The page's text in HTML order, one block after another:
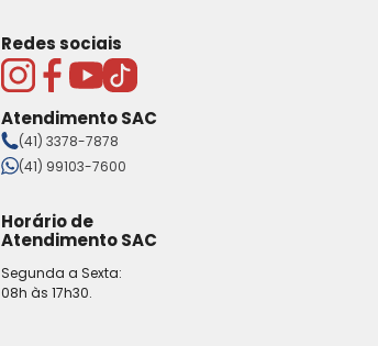
Redes sociais
Atendimento SAC
(41) 3378-7878
(41) 99103-7600
Horário de
Atendimento SAC
Segunda a Sexta:
08h às 17h30.